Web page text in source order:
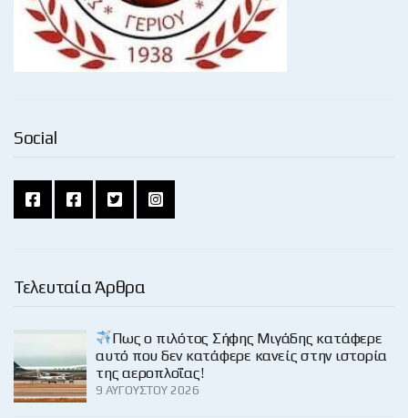
Social
Τελευταία Άρθρα
Πως ο πιλότος Σήφης Μιγάδης κατάφερε
αυτό που δεν κατάφερε κανείς στην ιστορία
της αεροπλοΐας!
9 ΑΥΓΟΎΣΤΟΥ 2026